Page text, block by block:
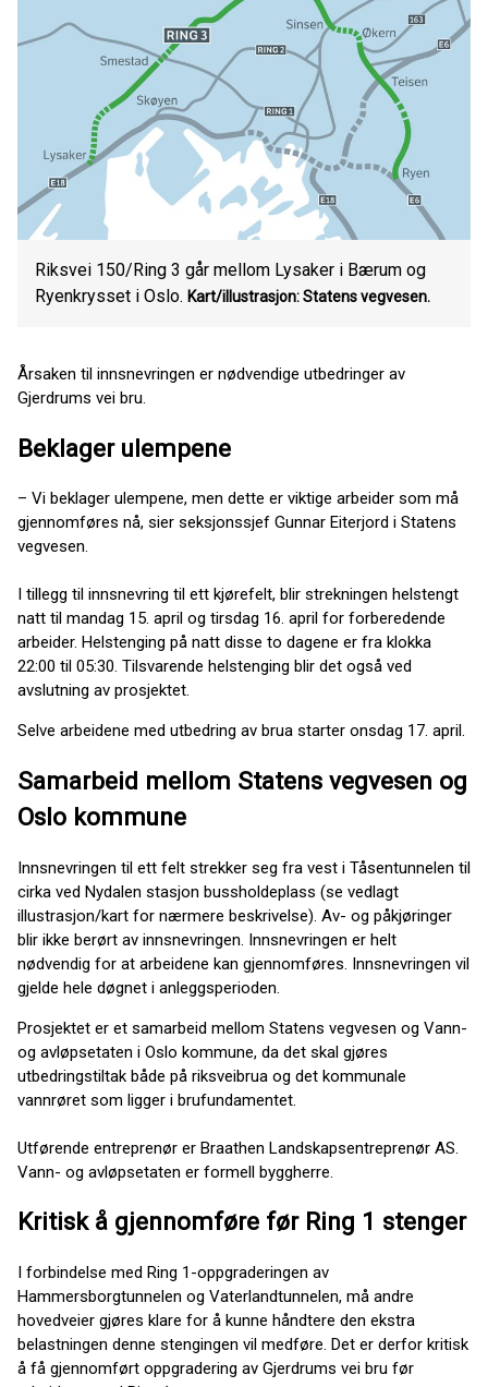
Riksvei 150/Ring 3 går mellom Lysaker i Bærum og
Ryenkrysset i Oslo. Kart/illustrasjon: Statens vegvesen.
Årsaken til innsnevringen er nødvendige utbedringer av
Gjerdrums vei bru.
Beklager ulempene
– Vi beklager ulempene, men dette er viktige arbeider som må
gjennomføres nå, sier seksjonssjef Gunnar Eiterjord i Statens
vegvesen.
I tillegg til innsnevring til ett kjørefelt, blir strekningen helstengt
natt til mandag 15. april og tirsdag 16. april for forberedende
arbeider. Helstenging på natt disse to dagene er fra klokka
22:00 til 05:30. Tilsvarende helstenging blir det også ved
avslutning av prosjektet.
Selve arbeidene med utbedring av brua starter onsdag 17. april.
Samarbeid mellom Statens vegvesen og
Oslo kommune
Innsnevringen til ett felt strekker seg fra vest i Tåsentunnelen til
cirka ved Nydalen stasjon bussholdeplass (se vedlagt
illustrasjon/kart for nærmere beskrivelse). Av- og påkjøringer
blir ikke berørt av innsnevringen. Innsnevringen er helt
nødvendig for at arbeidene kan gjennomføres. Innsnevringen vil
gjelde hele døgnet i anleggsperioden.
Prosjektet er et samarbeid mellom Statens vegvesen og Vann-
og avløpsetaten i Oslo kommune, da det skal gjøres
utbedringstiltak både på riksveibrua og det kommunale
vannrøret som ligger i brufundamentet.
Utførende entreprenør er Braathen Landskapsentreprenør AS.
Vann- og avløpsetaten er formell byggherre.
Kritisk å gjennomføre før Ring 1 stenger
I forbindelse med Ring 1-oppgraderingen av
Hammersborgtunnelen og Vaterlandtunnelen, må andre
hovedveier gjøres klare for å kunne håndtere den ekstra
belastningen denne stengingen vil medføre. Det er derfor kritisk
å få gjennomført oppgradering av Gjerdrums vei bru før